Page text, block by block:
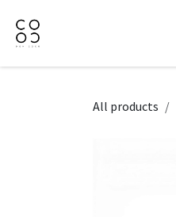
All products